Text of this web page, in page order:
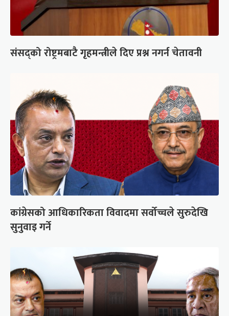
संसद्को रोष्ट्रमबाटै गृहमन्त्रीले दिए प्रश्न नगर्न चेतावनी
कांग्रेसको आधिकारिकता विवादमा सर्वोच्चले सुरुदेखि
सुनुवाइ गर्ने